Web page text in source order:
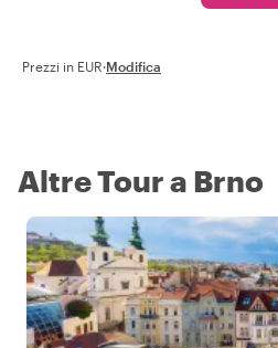
Prezzi in EUR·Modifica
Altre Tour a Brno